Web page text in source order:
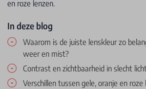
en roze lenzen.
In deze blog
Waarom is de juiste lenskleur zo
weer en mist?
Contrast en zichtbaarheid in slecht
Verschillen tussen gele, oranje en roze